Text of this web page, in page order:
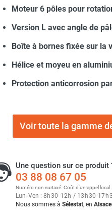
à eau
mobile
au gaz
au gaz rayonnant
électrique
encastrable
pour pompe à
portes tournantes
Moteur 6 pôles pour
Version L avec angle de
Boîte à bornes fixée sur la
Hélice et moyeu en
Protection anticorrosion
Voir toute la gamme
Une question sur ce produit
03 88 08 67 05
Numéro non surtaxé. Coût d'un appel local.
Lun-Ven : 8 h30-12h / 13 h30-17 h
Nous sommes à Sélestat, en Alsace